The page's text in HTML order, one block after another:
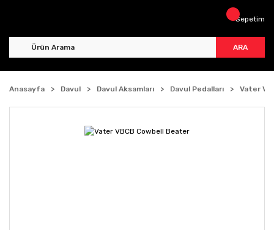
ARA
Sepetim
Anasayfa Davul Davul Aksamları Davul Pedalları Vater